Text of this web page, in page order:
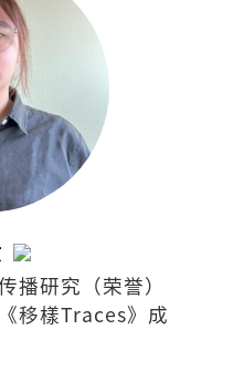
播研究（荣誉）
移樣Traces》成